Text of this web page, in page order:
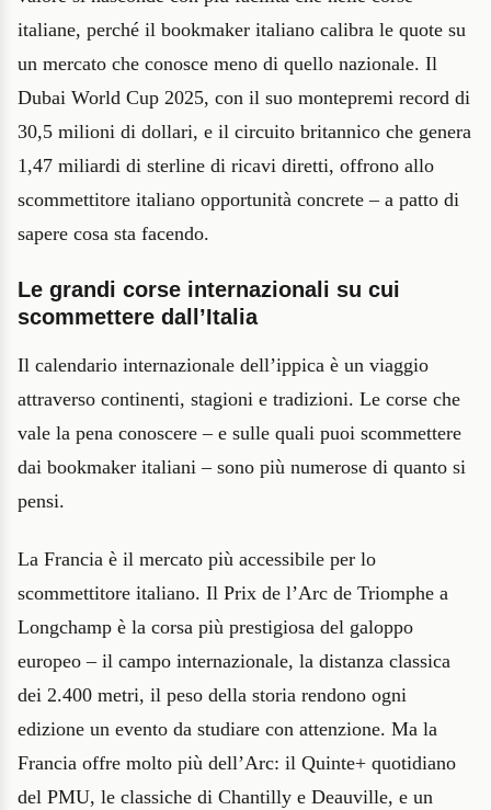
italiane, perché il bookmaker italiano calibra le quote su
un mercato che conosce meno di quello nazionale. Il
Dubai World Cup 2025, con il suo montepremi record di
30,5 milioni di dollari, e il circuito britannico che genera
1,47 miliardi di sterline di ricavi diretti, offrono allo
scommettitore italiano opportunità concrete – a patto di
sapere cosa sta facendo.
Le grandi corse internazionali su cui
scommettere dall’Italia
Il calendario internazionale dell’ippica è un viaggio
attraverso continenti, stagioni e tradizioni. Le corse che
vale la pena conoscere – e sulle quali puoi scommettere
dai bookmaker italiani – sono più numerose di quanto si
pensi.
La Francia è il mercato più accessibile per lo
scommettitore italiano. Il Prix de l’Arc de Triomphe a
Longchamp è la corsa più prestigiosa del galoppo
europeo – il campo internazionale, la distanza classica
dei 2.400 metri, il peso della storia rendono ogni
edizione un evento da studiare con attenzione. Ma la
Francia offre molto più dell’Arc: il Quinte+ quotidiano
del PMU, le classiche di Chantilly e Deauville, e un